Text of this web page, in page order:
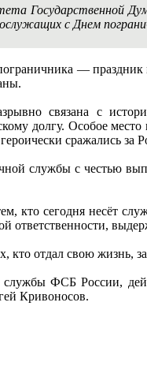
Государственной
с Днем
—
связана с
долгу. Особое
сражались за
службы с честью
кто сегодня несёт
ответственности,
кто отдал свою жизнь,
службы ФСБ России,
Кривоносов.